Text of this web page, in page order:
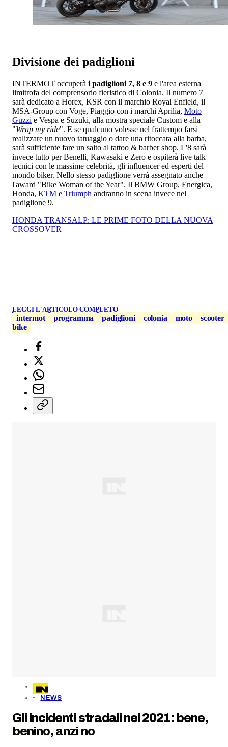
Divisione dei padiglioni
INTERMOT occuperà i padiglioni 7, 8 e 9 e l'area esterna
limitrofa del comprensorio fieristico di Colonia. Il numero 7
sarà dedicato a Horex, KSR con il marchio Royal Enfield, il
MSA-Group con Voge, Piaggio con i marchi Aprilia, Moto
Guzzi e Vespa e Suzuki, alla mostra speciale Custom e alla
"Wrap my ride". E se qualcuno volesse nel frattempo farsi
realizzare un nuovo tatuaggio o dare una ritoccata alla barba,
sarà sufficiente fare un salto al tattoo & barber shop. L'8 sarà
invece tutto per Benelli, Kawasaki e Zero e ospiterà live talk
tecnici con le massime celebrità, gli influencer ed esperti del
mondo biker. Nello stesso padiglione verrà assegnato anche
l'award "Bike Woman of the Year". Il BMW Group, Energica,
Honda, KTM e Triumph andranno in scena invece nel
padiglione 9.
HONDA TRANSALP: LE PRIME FOTO DELLA NUOVA
CROSSOVER
LEGGI L'ARTICOLO COMPLETO
intermot programma padiglioni colonia moto
scooter
bike
NEWS
Gli incidenti stradali nel 2021: bene,
benino, anzi no